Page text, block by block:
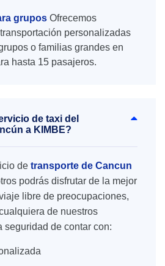
grupos Ofrecemos
personalizadas
o familias grandes en
hasta 15 pasajeros.
de taxi del
a KIMBE?
de transporte de Cancun
podrás disfrutar de la mejor
libre de preocupaciones,
de nuestros
seguridad de contar con: